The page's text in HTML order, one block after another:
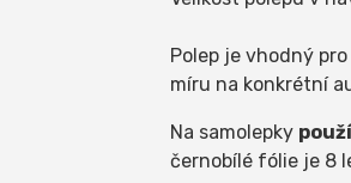
Polep je vhodný
míru na konkrétní
Na samolepky
černobílé fólie je 8